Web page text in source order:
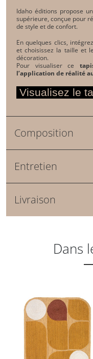
Idaho éditions propose
supérieure, conçue pour
de style et de confort.
En quelques clics,
et choisissez la taille et
décoration.
Pour visualiser ce
l’application de réalité
Visualisez le
Composition
Entretien
Livraison
Dans